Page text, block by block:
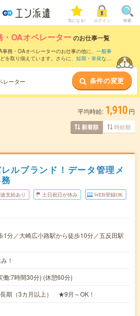
気になる! ログイン 検索
・OAオペレーターのお仕事一覧
務・OAオペレーターのお仕事の他に、 一般事
を取り揃えています。さらに、 短期 ・ 単発など
レーター 条件の変更
平均時給: 1,910 円
新着順 時給順
ルブランド！データ管理メ
支給あり 土日祝日が休み WEB登録OK
1分／大崎広小路駅から徒歩10分／五反田駅
！
働:7時間30分) (休憩60分)
期（3カ月以上） ★9月～OK！